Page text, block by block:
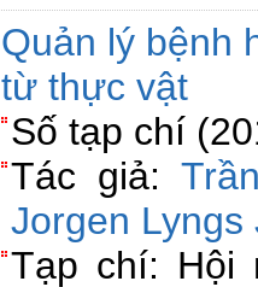
Quản lý bệnh
từ thực vật
Số tạp chí
Tác giả:
Jorgen Lyngs
Tạp chí: Hội